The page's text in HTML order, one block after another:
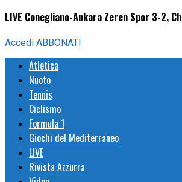
LIVE Conegliano-Ankara Zeren Spor 3-2,
Accedi ABBONATI
Atletica
Nuoto
Tennis
Ciclismo
Formula 1
Giochi del Mediterraneo
LIVE
Rivista Azzurra